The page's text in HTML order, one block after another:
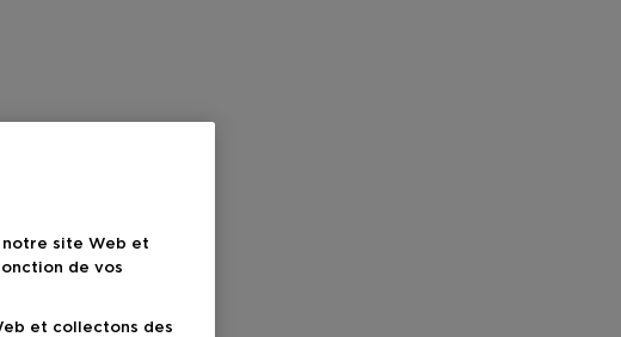
site Web et
de vos
et collectons des